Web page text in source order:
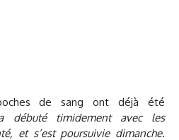
de sang ont déjà été
a débuté timidement avec les
et s’est poursuivie dimanche.